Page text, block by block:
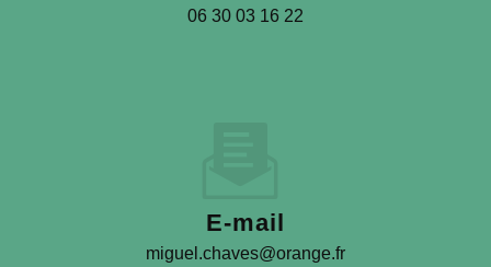
06 30 03 16 22
E-mail
miguel.chaves@orange.fr